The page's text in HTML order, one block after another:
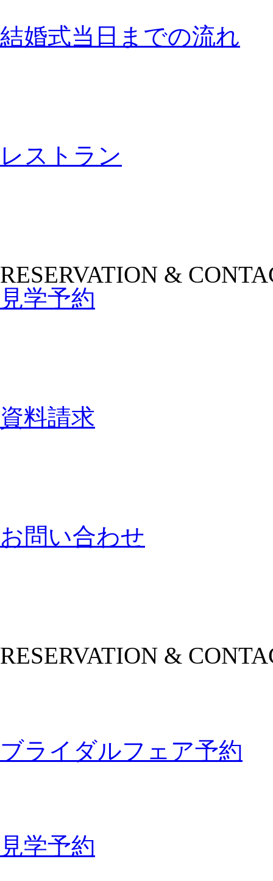
結婚式当日までの流れ
レストラン
RESERVATION &
見学予約
資料請求
お問い合わせ
RESERVATION &
ブライダルフェア予約
見学予約